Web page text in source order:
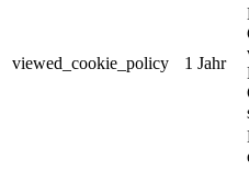
viewed_cookie_policy 1 Jahr